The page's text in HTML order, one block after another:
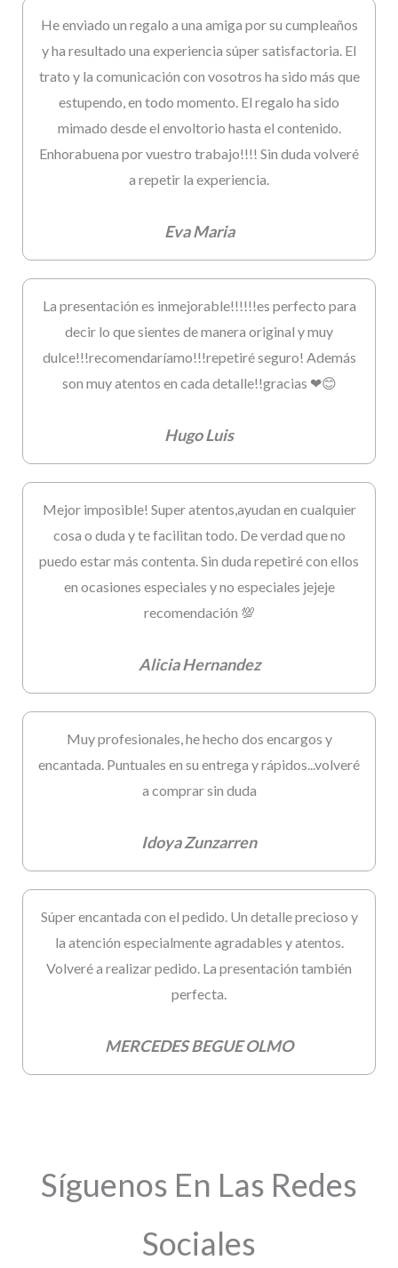
He enviado un regalo a una amiga por su cumpleaños
y ha resultado una experiencia súper satisfactoria. El
trato y la comunicación con vosotros ha sido más que
estupendo, en todo momento. El regalo ha sido
mimado desde el envoltorio hasta el contenido.
Enhorabuena por vuestro trabajo!!!! Sin duda volveré
a repetir la experiencia.
Eva Maria
La presentación es inmejorable!!!!!!es perfecto para
decir lo que sientes de manera original y muy
dulce!!!recomendaríamo!!!repetiré seguro! Además
son muy atentos en cada detalle!!gracias ❤😊
Hugo Luis
Mejor imposible! Super atentos,ayudan en cualquier
cosa o duda y te facilitan todo. De verdad que no
puedo estar más contenta. Sin duda repetiré con ellos
en ocasiones especiales y no especiales jejeje
recomendación 💯
Alicia Hernandez
Muy profesionales, he hecho dos encargos y
encantada. Puntuales en su entrega y rápidos...volveré
a comprar sin duda
Idoya Zunzarren
Súper encantada con el pedido. Un detalle precioso y
la atención especialmente agradables y atentos.
Volveré a realizar pedido. La presentación también
perfecta.
MERCEDES BEGUE OLMO
Síguenos En Las Redes
Sociales